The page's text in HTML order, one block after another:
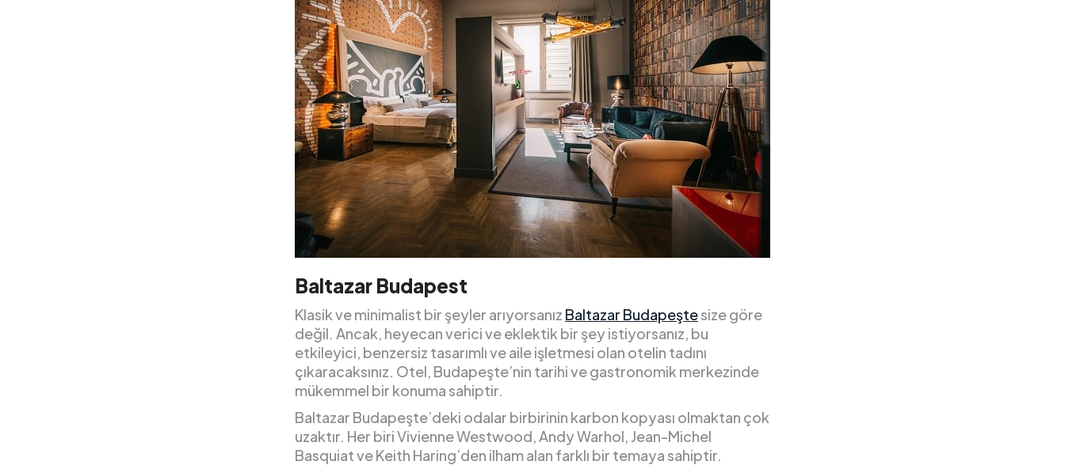
Baltazar Budapest
Klasik ve minimalist bir şeyler arıyorsanız Baltazar Budapeştesize göre
değil. Ancak, heyecan verici ve eklektik bir şey istiyorsanız, bu
etkileyici, benzersiz tasarımlı ve aile işletmesi olan otelin tadını
çıkaracaksınız. Otel, Budapeşte’nin tarihi ve gastronomik merkezinde
mükemmel bir konuma sahiptir.
Baltazar Budapeşte’deki odalar birbirinin karbon kopyası olmaktan çok
uzaktır. Her biri Vivienne Westwood, Andy Warhol, Jean-Michel
Basquiat ve Keith Haring’den ilham alan farklı bir temaya sahiptir.